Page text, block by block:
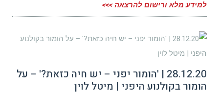
למידע מלא ורישום להרצאה >>>
28.12.20 | 'הומור יפני – יש חיה כזאת?' – על
הומור בקולנוע היפני | מיטל לוין